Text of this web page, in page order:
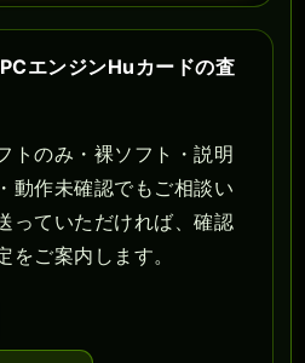
エンジンHuカードの査
トのみ・裸ソフト・説明
動作未確認でもご相談い
っていただければ、確認
をご案内します。